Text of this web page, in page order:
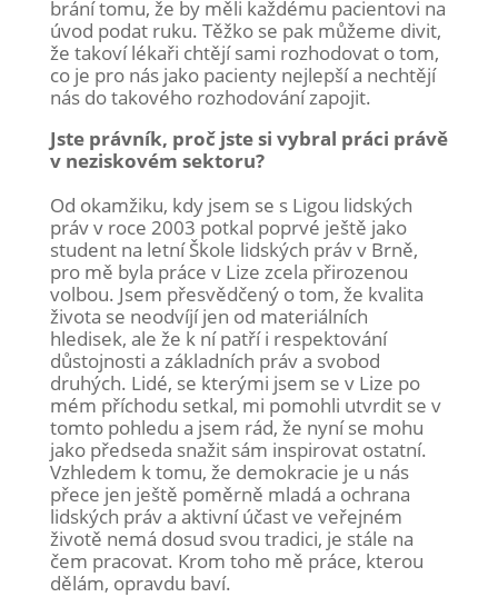
brání tomu, že by měli každému pacientovi na
úvod podat ruku. Těžko se pak můžeme divit,
že takoví lékaři chtějí sami rozhodovat o tom,
co je pro nás jako pacienty nejlepší a nechtějí
nás do takového rozhodování zapojit.
Jste právník, proč jste si vybral práci právě
v neziskovém sektoru?
Od okamžiku, kdy jsem se s Ligou lidských
práv v roce 2003 potkal poprvé ještě jako
student na letní Škole lidských práv v Brně,
pro mě byla práce v Lize zcela přirozenou
volbou. Jsem přesvědčený o tom, že kvalita
života se neodvíjí jen od materiálních
hledisek, ale že k ní patří i respektování
důstojnosti a základních práv a svobod
druhých. Lidé, se kterými jsem se v Lize po
mém příchodu setkal, mi pomohli utvrdit se v
tomto pohledu a jsem rád, že nyní se mohu
jako předseda snažit sám inspirovat ostatní.
Vzhledem k tomu, že demokracie je u nás
přece jen ještě poměrně mladá a ochrana
lidských práv a aktivní účast ve veřejném
životě nemá dosud svou tradici, je stále na
čem pracovat. Krom toho mě práce, kterou
dělám, opravdu baví.